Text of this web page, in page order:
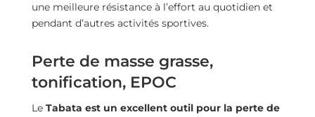
une meilleure résistance à l’effort au quotidien et
pendant d’autres activités sportives.
Perte de masse grasse,
tonification, EPOC
Le Tabata est un excellent outil pour la perte de